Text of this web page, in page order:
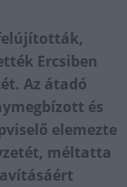
Ercsiben
Az átadó
és
elemezte
méltatta